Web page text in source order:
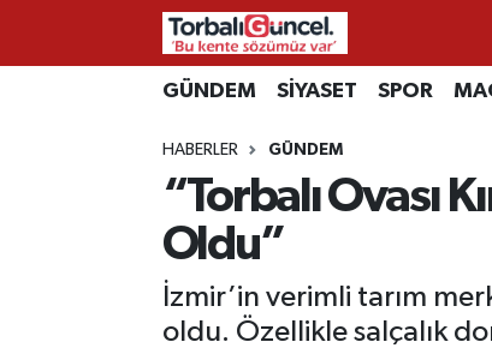
GÜNDEM SİYASET SPOR
HABERLER GÜNDEM
“Torbalı Ovası
Oldu”
İzmir’in verimli tarım
oldu. Özellikle salçalık
İzmir Nöbetçi Eczaneler
İzmir Hava Durumu
İzmir Namaz Vakitleri
Süper Lig Puan Durumu ve Fikstür